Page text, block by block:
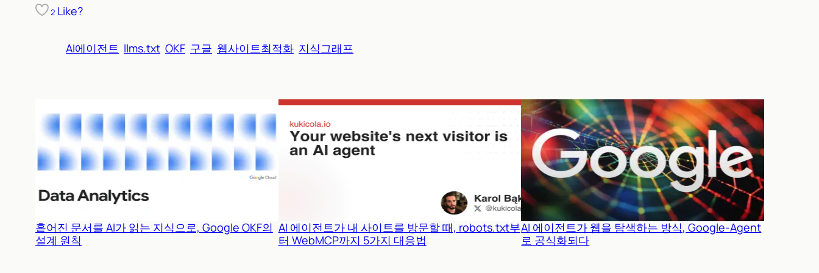
2 Like?
AI에이전트 llms.txt OKF 구글 웹사이트최적화 지식그래프
흩어진 문서를 AI가 읽는 지식으로, Google OKF의
설계 원칙
AI 에이전트가 내 사이트를 방문할 때, robots.txt부
터 WebMCP까지 5가지 대응법
AI 에이전트가 웹을 탐색하는 방식, Google-Agent
로 공식화되다